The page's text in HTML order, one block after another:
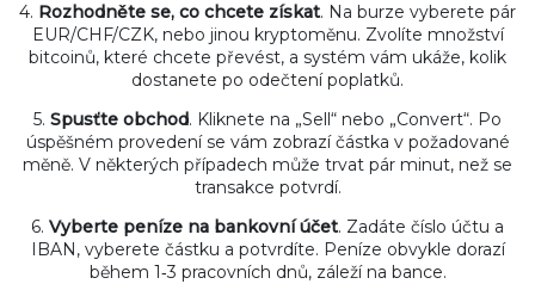
4. Rozhodněte se, co chcete získat. Na burze vyberete pár
EUR/CHF/CZK, nebo jinou kryptoměnu. Zvolíte množství
bitcoinů, které chcete převést, a systém vám ukáže, kolik
dostanete po odečtení poplatků.
5. Spusťte obchod. Kliknete na „Sell“ nebo „Convert“. Po
úspěšném provedení se vám zobrazí částka v požadované
měně. V některých případech může trvat pár minut, než se
transakce potvrdí.
6. Vyberte peníze na bankovní účet. Zadáte číslo účtu a
IBAN, vyberete částku a potvrdíte. Peníze obvykle dorazí
během 1‑3 pracovních dnů, záleží na bance.